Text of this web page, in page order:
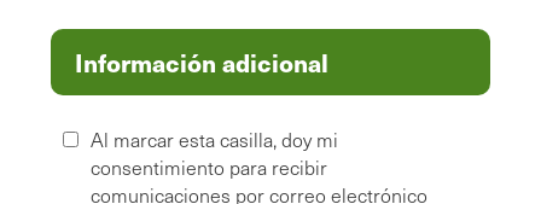
Información adicional
Al marcar esta casilla, doy mi
consentimiento para recibir
comunicaciones por correo electrónico